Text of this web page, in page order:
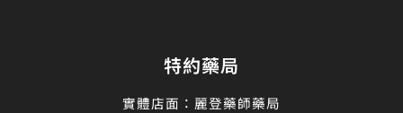
特約藥局
實體店面：麗登藥師藥局